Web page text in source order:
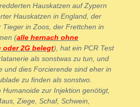
Hauskatzen auf Zypern
Hauskatzen in England, der
Tieger in Zoos, der Frettchen in
(alle hernach ohne
oder 2G belegt), hat ein PCR Test
als sonstwas zu tun, und
und dies Forcierende sind eher in
zu finden als sonstwo.
Humanoide zur Injektion genötigt,
Ziege, Schaf, Schwein,